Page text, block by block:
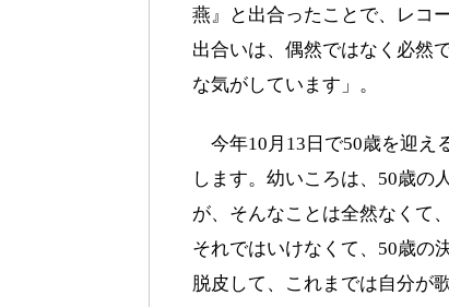
燕』と出合ったことで、レコ
出合いは、偶然ではなく必然
な気がしています」。
今年10月13日で50歳を迎え
します。幼いころは、50歳の
が、そんなことは全然なくて
それではいけなくて、50歳の
脱皮して、これまでは自分が